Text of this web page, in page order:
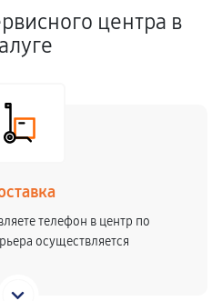
центра в
телефон в центр по
осуществляется